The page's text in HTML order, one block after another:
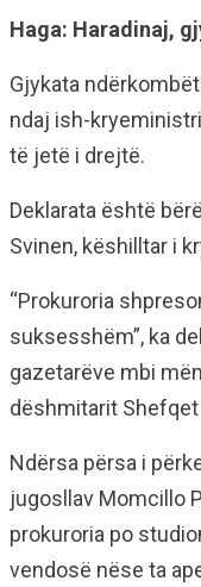
Haga: Haradinaj,
Gjykata
ndaj ish-
të jetë i drejtë.
Deklarata është
Svinen, këshilltar i
“Prokuroria
suksesshëm”, ka
gazetarëve mbi
dëshmitarit Shefqet
Ndërsa përsa i
jugosllav Momcillo
prokuroria po
vendosë nëse ta